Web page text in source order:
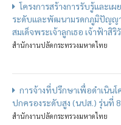
โครงการสร้างการรับรู้และ
ระดับและพัฒนามรดกภูมิปัญญ
สมเด็จพระเจ้าลูกเธอ เจ้าฟ้า
สำนักงานปลัดกระทรวงมหาดไทย
การจ้างที่ปรึกษาเพื่อดำเนิน
ปกครองระดับสูง (นปส.) รุ่นที่
สำนักงานปลัดกระทรวงมหาดไทย